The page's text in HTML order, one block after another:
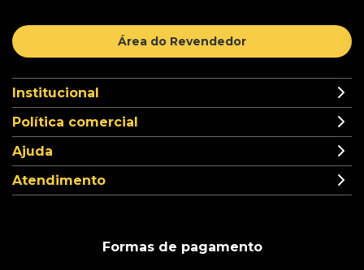
Área do Revendedor
Institucional
Política comercial
Ajuda
Atendimento
Formas de pagamento